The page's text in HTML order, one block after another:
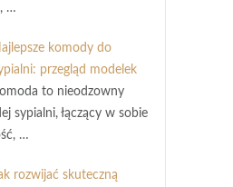
…
komody do
przegląd modelek
to nieodzowny
sypialni, łączący w sobie
…
rozwijać skuteczną